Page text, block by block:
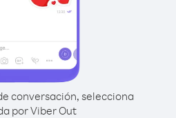
conversación, selecciona
por Viber Out